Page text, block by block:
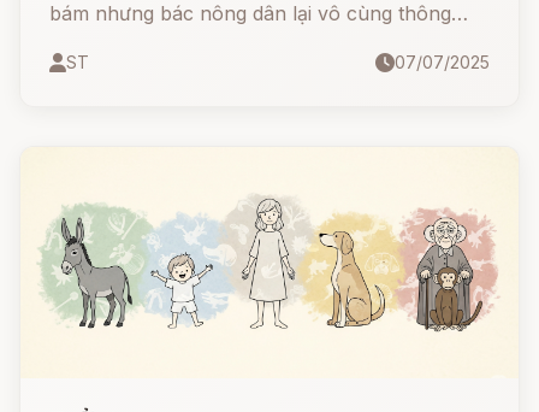
bám nhưng bác nông dân lại vô cùng thông
làng giàu có phải "đi tong" vì sự tham lam và
ST 07/07/2025